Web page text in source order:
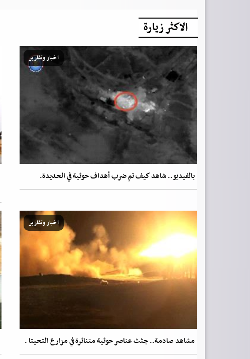
الاكثر زيارة
اخبار وتقارير
بالفيديو.. شاهد كيف تم ضرب أهداف حوثية في الحديدة.
اخبار وتقارير
مشاهد صادمة.. جثث عناصر حوثية متناثرة في مزارع التحيتا .